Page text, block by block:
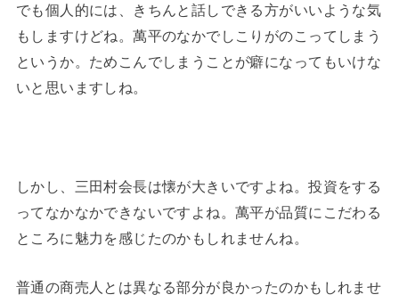
でも個人的には、きちんと話しできる方がいいような気
もしますけどね。萬平のなかでしこりがのこってしまう
というか。ためこんでしまうことが癖になってもいけな
いと思いますしね。
しかし、三田村会長は懐が大きいですよね。投資をする
ってなかなかできないですよね。萬平が品質にこだわる
ところに魅力を感じたのかもしれませんね。
普通の商売人とは異なる部分が良かったのかもしれませ